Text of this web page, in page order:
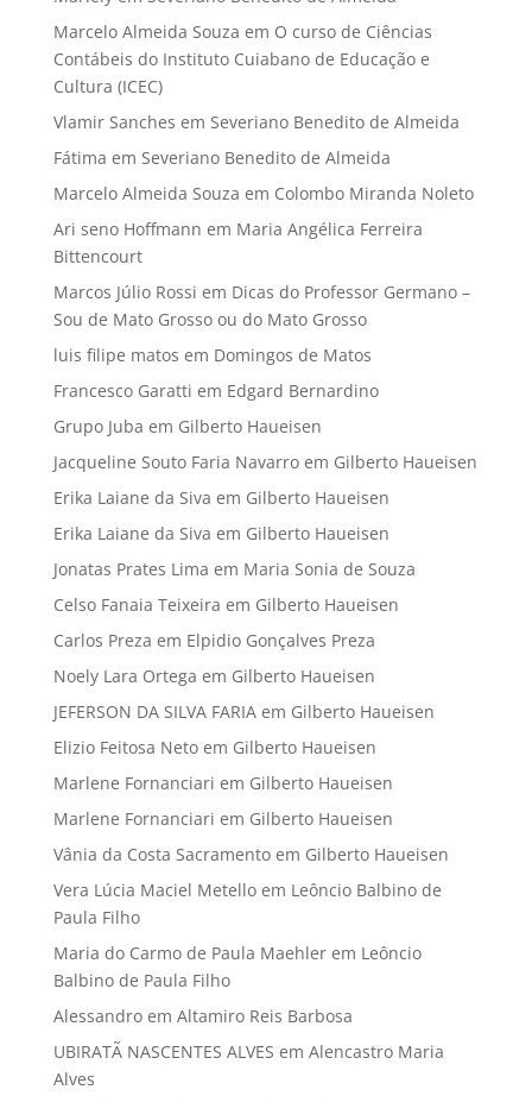
Marcelo Almeida Souza em O curso de Ciências
Contábeis do Instituto Cuiabano de Educação e
Cultura (ICEC)
Vlamir Sanches em Severiano Benedito de Almeida
Fátima em Severiano Benedito de Almeida
Marcelo Almeida Souza em Colombo Miranda Noleto
Ari seno Hoffmann em Maria Angélica Ferreira
Bittencourt
Marcos Júlio Rossi em Dicas do Professor Germano –
Sou de Mato Grosso ou do Mato Grosso
luis filipe matos em Domingos de Matos
Francesco Garatti em Edgard Bernardino
Grupo Juba em Gilberto Haueisen
Jacqueline Souto Faria Navarroem Gilberto Haueisen
Erika Laiane da Siva em Gilberto Haueisen
Erika Laiane da Siva em Gilberto Haueisen
Jonatas Prates Lima em Maria Sonia de Souza
Celso Fanaia Teixeira em Gilberto Haueisen
Carlos Preza em Elpidio Gonçalves Preza
Noely Lara Ortega em Gilberto Haueisen
JEFERSON DA SILVA FARIAem Gilberto Haueisen
Elizio Feitosa Netoem Gilberto Haueisen
Marlene Fornanciari em Gilberto Haueisen
Marlene Fornanciari em Gilberto Haueisen
Vânia da Costa Sacramentoem Gilberto Haueisen
Vera Lúcia Maciel Metelloem Leôncio Balbino de
Paula Filho
Maria do Carmo de Paula Maehlerem Leôncio
Balbino de Paula Filho
Alessandroem Altamiro Reis Barbosa
UBIRATÃ NASCENTES ALVES em Alencastro Maria
Alves